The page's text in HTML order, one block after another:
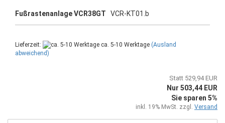
Fußrastenanlage VCR38GT VCR-KT01.b
Lieferzeit: ca. 5-10 Werktage (Ausland
abweichend)
Statt 529,94 EUR
Nur 503,44 EUR
Sie sparen 5%
inkl. 19% MwSt. zzgl. Versand